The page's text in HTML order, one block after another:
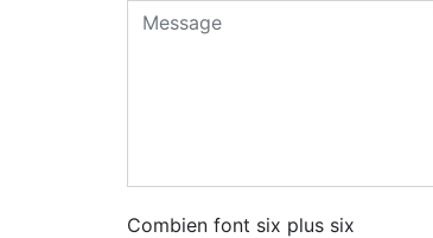
Combien font six plus six